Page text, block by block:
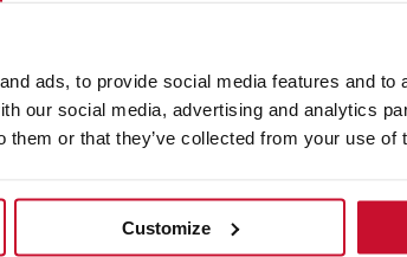
ads, to provide social media features and to
our social media, advertising and analytics
them or that they’ve collected from your use of
Customize
con una espumadera y reserva.
los trozos de zanahoria a la olla. Cuece
de llevar de nuevo la ternera a la olla.
y cuece a fuego fuerte durante unos